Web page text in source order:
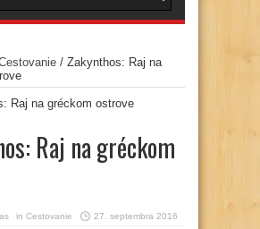
/ Zakynthos: Raj na
Raj na gréckom
in Cestovanie 27. septembra 2016